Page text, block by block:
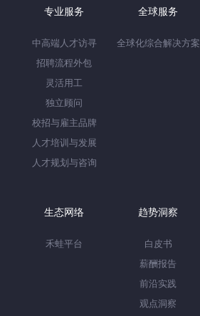
专业服务
中高端人才访寻
招聘流程外包
灵活用工
独立顾问
校招与雇主品牌
人才培训与发展
人才规划与咨询
全球服务
全球化综合解决方案
生态网络
禾蛙平台
趋势洞察
白皮书
薪酬报告
前沿实践
观点洞察